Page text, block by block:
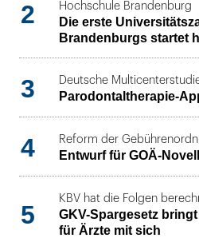
2 Hochschule Brandenburg
Die erste
Brandenburgs startet
3 Deutsche
Parodontaltherapie-
4 Reform der
Entwurf für GOÄ-
5
KBV hat die Folgen
GKV-Spargesetz
für Ärzte mit sich